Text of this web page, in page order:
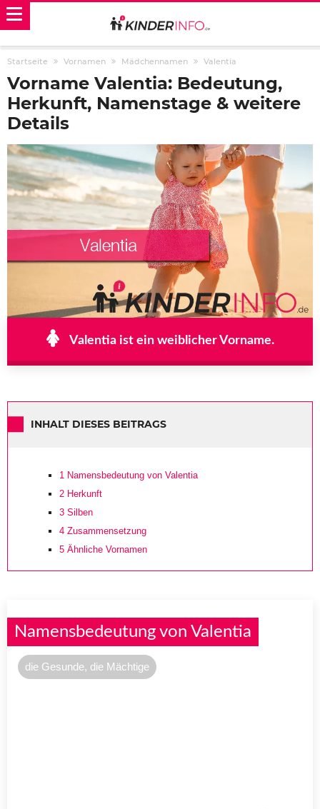
Startseite Vornamen Mädchennamen Valentia
Vorname Valentia: Bedeutung,
Herkunft, Namenstage & weitere
Details
Valentia ist ein weiblicher Vorname.
INHALT DIESES BEITRAGS
1 Namensbedeutung von Valentia
2 Herkunft
3 Silben
4 Zusammensetzung
5 Ähnliche Vornamen
Namensbedeutung von Valentia
die Gesunde, die Mächtige